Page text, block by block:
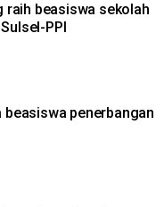
raih beasiswa sekolah
PPI
beasiswa penerbangan